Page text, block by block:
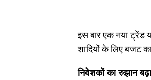
इस बार एक नया ट्रेंड
शादियों के लिए बजट
निवेशकों का रुझान बढ़ा